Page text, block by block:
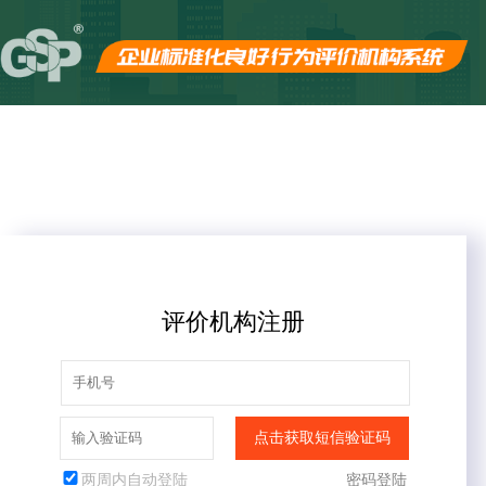
评价机构注册
点击获取短信验证码
两周内自动登陆 密码登陆